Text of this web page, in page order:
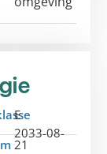
E
2033-08-
21